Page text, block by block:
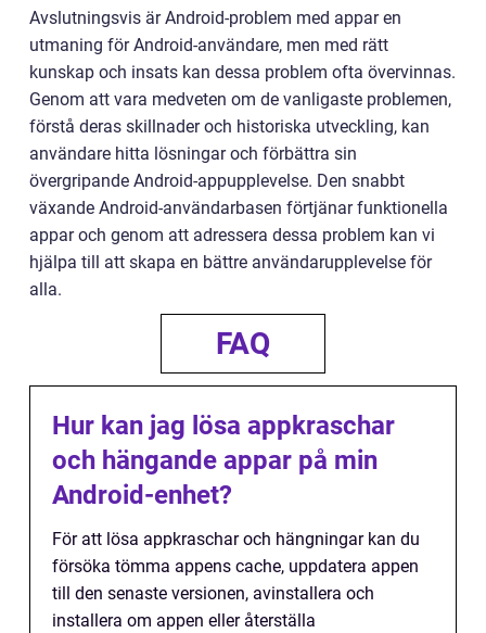
Avslutningsvis är Android-problem med appar en
utmaning för Android-användare, men med rätt
kunskap och insats kan dessa problem ofta övervinnas.
Genom att vara medveten om de vanligaste problemen,
förstå deras skillnader och historiska utveckling, kan
användare hitta lösningar och förbättra sin
övergripande Android-appupplevelse. Den snabbt
växande Android-användarbasen förtjänar funktionella
appar och genom att adressera dessa problem kan vi
hjälpa till att skapa en bättre användarupplevelse för
alla.
FAQ
Hur kan jag lösa appkraschar
och hängande appar på min
Android-enhet?
För att lösa appkraschar och hängningar kan du
försöka tömma appens cache, uppdatera appen
till den senaste versionen, avinstallera och
installera om appen eller återställa